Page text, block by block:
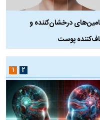
درخشان‌کننده و
پوست
۱ ۲